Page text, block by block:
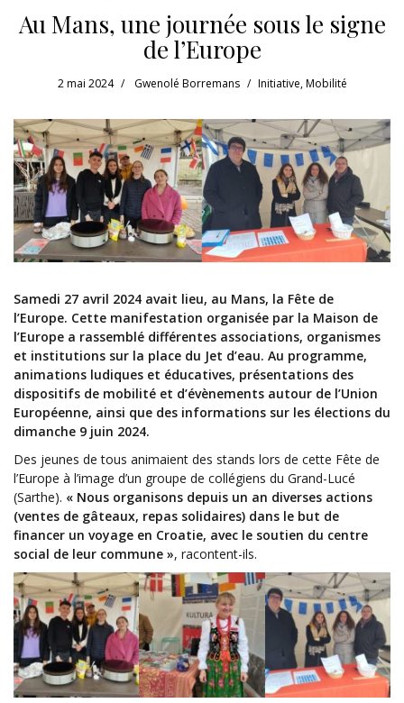
Au Mans, une journée sous le signe
de l’Europe
2 mai 2024 Gwenolé Borremans Initiative,Mobilité
Samedi 27 avril 2024 avait lieu, au Mans, la Fête de
l’Europe. Cette manifestation organisée par la Maison de
l’Europe a rassemblé différentes associations, organismes
et institutions sur la place du Jet d’eau. Au programme,
animations ludiques et éducatives, présentations des
dispositifs de mobilité et d’évènements autour de l’Union
Européenne, ainsi que des informations sur les élections du
dimanche 9 juin 2024.
Des jeunes de tous animaient des stands lors de cette Fête de
l’Europe à l’image d’un groupe de collégiens du Grand-Lucé
(Sarthe). « Nous organisons depuis un an diverses actions
(ventes de gâteaux, repas solidaires) dans le but de
financer un voyage en Croatie, avec le soutien du centre
social de leur commune », racontent-ils.